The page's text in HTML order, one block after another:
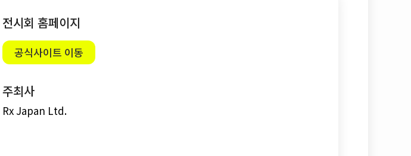
전시회 홈페이지
공식사이트 이동
주최사
Rx Japan Ltd.